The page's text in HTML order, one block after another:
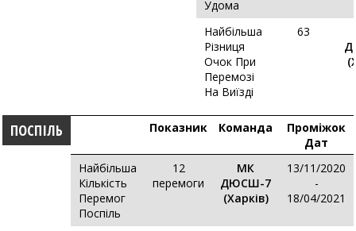
Удома
Найбільша
Різниця
Очок При
Перемозі
На Виїзді
63
ПОСПІЛЬ Показник Команда
Проміжок
Дат
Найбільша
Кількість
Перемог
Поспіль
12
перемоги
МК
ДЮСШ-7
(Харків)
13/11/2020
-
18/04/2021